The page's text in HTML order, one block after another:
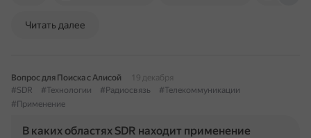
Читать далее
Вопрос для Поиска с Алисой
19 декабря
#SDR
#Технологии #Радиосвязь
#Телекоммуникации
#Применение
В каких областях SDR находит применение